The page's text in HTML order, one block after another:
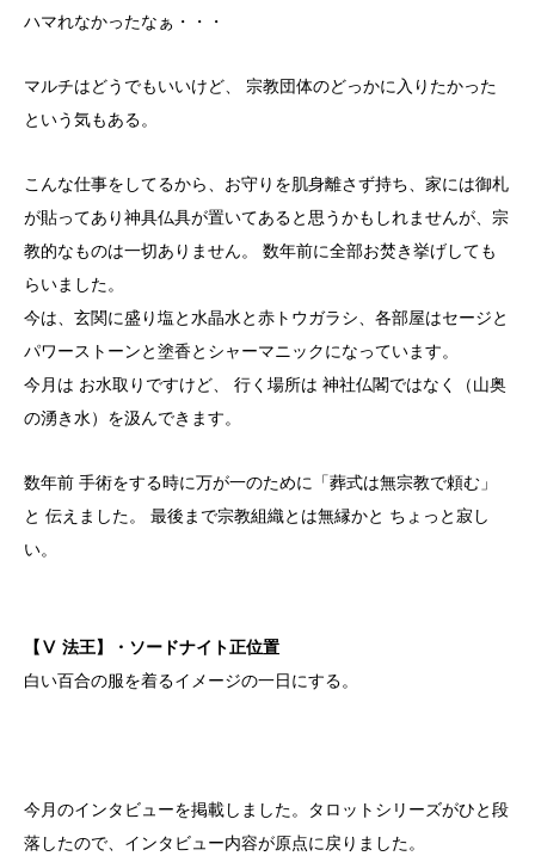
ハマれなかったなぁ・・・
マルチはどうでもいいけど、 宗教団体のどっかに入りたかった
という気もある。
こんな仕事をしてるから、お守りを肌身離さず持ち、家には御札
が貼ってあり神具仏具が置いてあると思うかもしれませんが、宗
教的なものは一切ありません。 数年前に全部お焚き挙げしても
らいました。
今は、玄関に盛り塩と水晶水と赤トウガラシ、各部屋はセージと
パワーストーンと塗香とシャーマニックになっています。
今月は お水取りですけど、 行く場所は 神社仏閣ではなく（山奥
の湧き水）を汲んできます。
数年前 手術をする時に万が一のために「葬式は無宗教で頼む」
と 伝えました。 最後まで宗教組織とは無縁かと ちょっと寂し
い。
【Ⅴ 法王】・ソードナイト正位置
白い百合の服を着るイメージの一日にする。
今月のインタビューを掲載しました。タロットシリーズがひと段
落したので、インタビュー内容が原点に戻りました。